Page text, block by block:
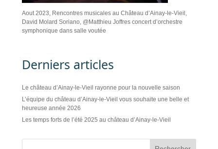
Aout 2023, Rencontres musicales au Château d’Ainay-le-Vieil,
David Molard Soriano, @Matthieu Joffres concert d’orchestre
symphonique dans salle voutée
Derniers articles
Le château d’Ainay-le-Vieil rayonne pour la nouvelle saison
L’équipe du château d’Ainay-le-Vieil vous souhaite une belle et
heureuse année 2026
Les temps forts de l’été 2025 au château d’Ainay-le-Vieil